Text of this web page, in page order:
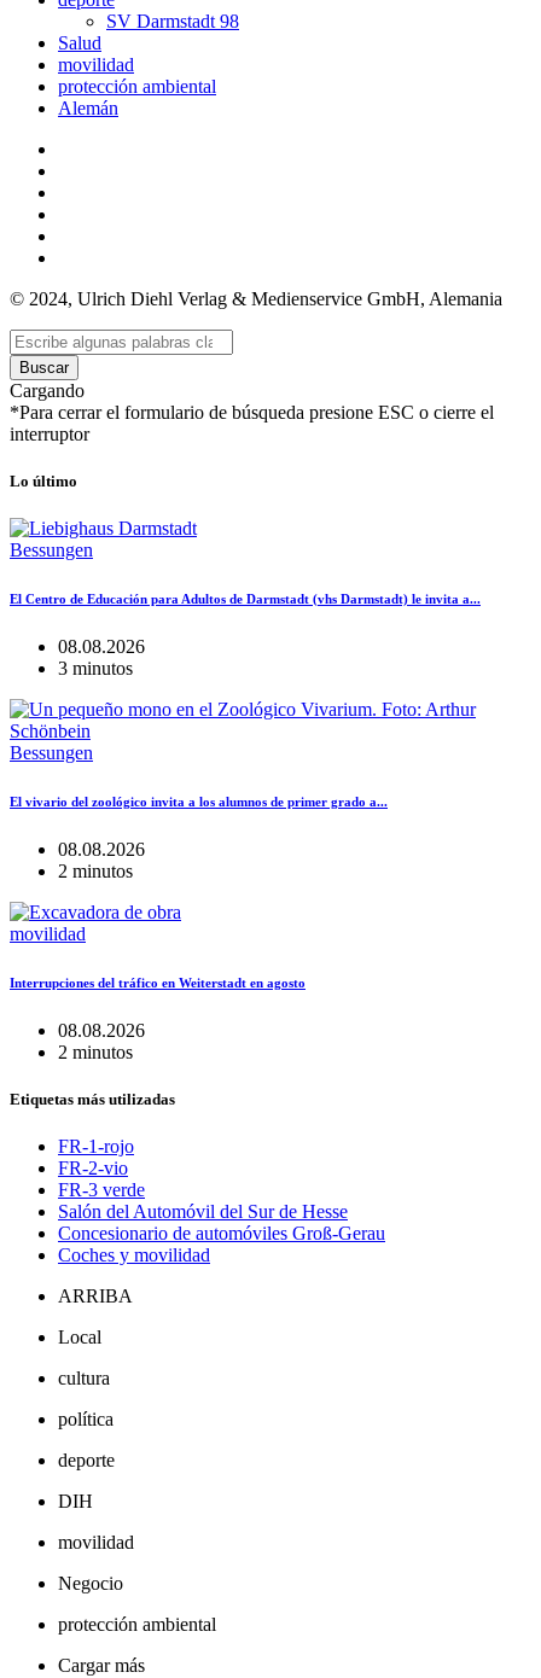
SV Darmstadt 98
Salud
movilidad
protección ambiental
Alemán
© 2024, Ulrich Diehl Verlag & Medienservice GmbH, Alemania
Buscar
Cargando
*Para cerrar el formulario de búsqueda presione ESC o cierre el
interruptor
Lo último
Bessungen
El Centro de Educación para Adultos de Darmstadt (vhs Darmstadt) le invita a...
08.08.2026
3 minutos
Bessungen
El vivario del zoológico invita a los alumnos de primer grado a...
08.08.2026
2 minutos
movilidad
Interrupciones del tráfico en Weiterstadt en agosto
08.08.2026
2 minutos
Etiquetas más utilizadas
FR-1-rojo
FR-2-vio
FR-3 verde
Salón del Automóvil del Sur de Hesse
Concesionario de automóviles Groß-Gerau
Coches y movilidad
ARRIBA
Local
cultura
política
deporte
DIH
movilidad
Negocio
protección ambiental
Cargar más